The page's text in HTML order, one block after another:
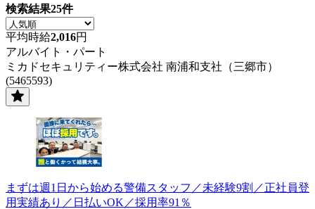
検索結果25件
平均時給2,016円
アルバイト・パート
ミカドセキュリティー株式会社 南浦和支社（三郷市）
(5465593)
まずは週1日から始める警備スタッフ／未経験9割／正社員登
用実績あり／日払いOK／採用率91％